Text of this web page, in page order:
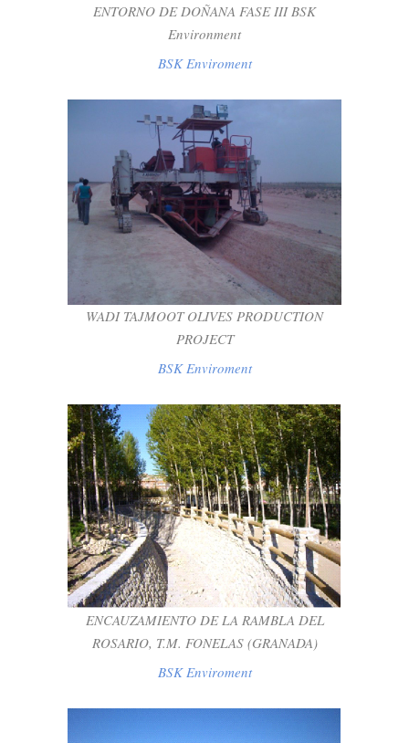
ENTORNO DE DOÑANA FASE III BSK
Environment
BSK Enviroment
WADI TAJMOOT OLIVES PRODUCTION
PROJECT
BSK Enviroment
WADI TAJMOOT OLIVES PRODUCTION
PROJECT
BSK Enviroment
ENCAUZAMIENTO DE LA RAMBLA DEL
ROSARIO, T.M. FONELAS (GRANADA)
BSK Enviroment
ENCAUZAMIENTO DE LA RAMBLA DEL
ROSARIO, T.M. FONELAS (GRANADA)
BSK Enviroment